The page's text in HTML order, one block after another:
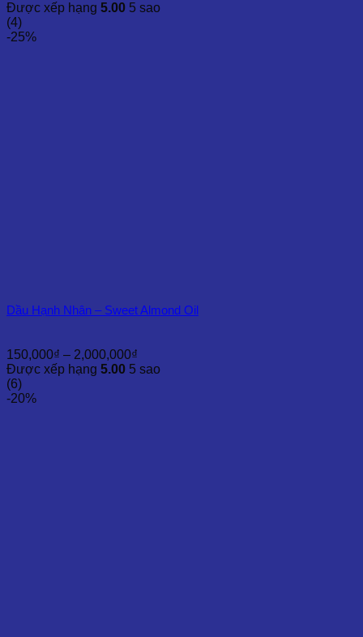
giá:
Được xếp hạng 5.00 5 sao
(4)
-25%
Dầu Hạnh Nhân – Sweet Almond Oil
150,000₫ – 2,000,000₫
giá:
Được xếp hạng 5.00 5 sao
(6)
-20%